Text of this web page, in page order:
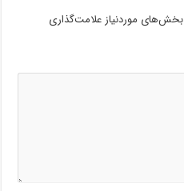
بخش‌های موردنیاز علامت‌گذاری